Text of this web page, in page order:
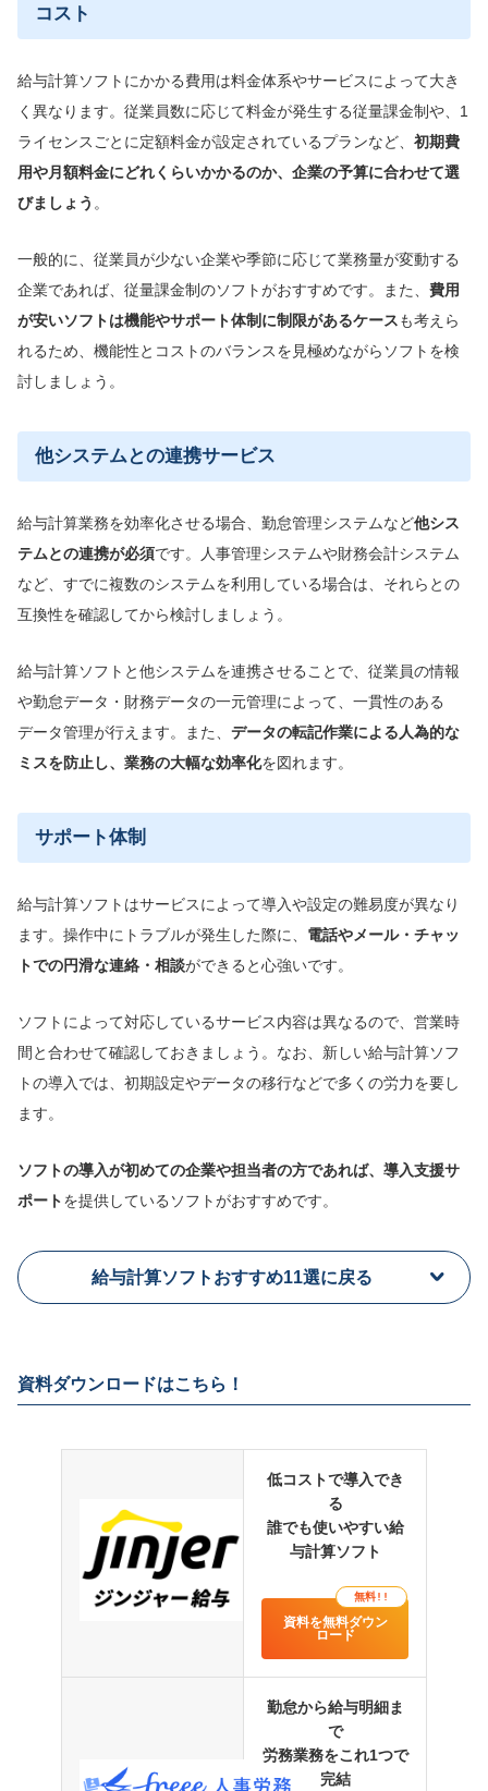
コスト
給与計算ソフトにかかる費用は料金体系やサービスによって大き
く異なります。従業員数に応じて料金が発生する従量課金制や、1
ライセンスごとに定額料金が設定されているプランなど、 初期費
用や月額料金にどれくらいかかるのか、企業の予算に合わせて選
びましょう 。
一般的に、従業員が少ない企業や季節に応じて業務量が変動する
企業であれば、従量課金制のソフトがおすすめです。また、 費用
が安いソフトは機能やサポート体制に制限があるケースも考えら
れるため、機能性とコストのバランスを見極めながらソフトを検
討しましょう。
他システムとの連携サービス
給与計算業務を効率化させる場合、勤怠管理システムなど他シス
テムとの連携が必須です。人事管理システムや財務会計システム
など、すでに複数のシステムを利用している場合は、それらとの
互換性を確認してから検討しましょう。
給与計算ソフトと他システムを連携させることで、従業員の情報
や勤怠データ・財務データの一元管理によって、一貫性のある
データ管理が行えます。また、 データの転記作業による人為的な
ミスを防止し、業務の大幅な効率化を図れます。
サポート体制
給与計算ソフトはサービスによって導入や設定の難易度が異なり
ます。操作中にトラブルが発生した際に、 電話やメール・チャッ
トでの円滑な連絡・相談ができると心強いです。
ソフトによって対応しているサービス内容は異なるので、営業時
間と合わせて確認しておきましょう。なお、新しい給与計算ソフ
トの導入では、初期設定やデータの移行などで多くの労力を要し
ます。
ソフトの導入が初めての企業や担当者の方であれば、導入支援サ
ポートを提供しているソフトがおすすめです。
給与計算ソフトおすすめ11選に戻る
資料ダウンロードはこちら！
低コストで導入でき
る
誰でも使いやすい給
与計算ソフト
無料!!
資料を無料ダウン
ロード
勤怠から給与明細ま
で
労務業務をこれ1つで
完結